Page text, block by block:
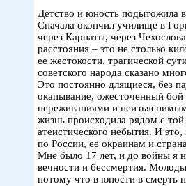
Детство и юность подытожила
Сначала окончил училище в
через Карпаты, через
расстояния – это не столько
ее жестокости, трагической
советского народа сказано
Это постоянно длящиеся, без
окапывание, ожесточенный
переживаниями и
жизнь происходила рядом с
атеистического небытия. И
по России, ее окраинам и
Мне было 17 лет, и до войны я
вечности и бессмертия.
потому что в юности в смерть